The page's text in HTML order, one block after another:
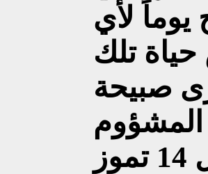
لأي
تلك
صبيحة
لكن (رازقيّة) كانت في كل 14 تموز